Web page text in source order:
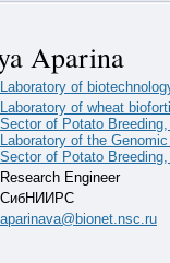
Aparina
Laboratory of
Laboratory of wheat
Sector of Potato
Laboratory of the
Sector of Potato
Research Engineer
СибНИИРС
aparinava@bionet.nsc.ru